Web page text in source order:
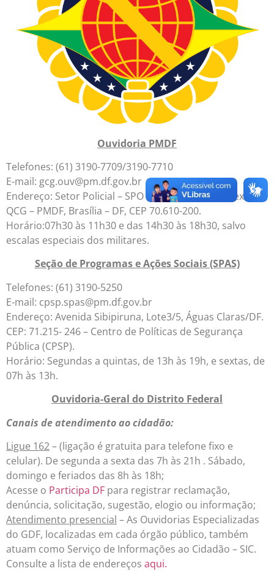
Ouvidoria PMDF
Telefones: (61) 3190-7709/3190-7710
E-mail: gcg.ouv@pm.df.gov.br
Endereço: Setor Policial – SPO AE Conjunto 04, Anexo do
QCG – PMDF, Brasília – DF, CEP 70.610-200.
Horário:07h30 às 11h30 e das 14h30 às 18h30, salvo
escalas especiais dos militares.
Seção de Programas e Ações Sociais (SPAS)
Telefones: (61) 3190-5250
E-mail: cpsp.spas@pm.df.gov.br
Endereço: Avenida Sibipiruna, Lote3/5, Águas Claras/DF.
CEP: 71.215- 246 – Centro de Políticas de Segurança
Pública (CPSP).
Horário: Segundas a quintas, de 13h às 19h, e sextas, de
07h às 13h.
Ouvidoria-Geral do Distrito Federal
Canais de atendimento ao cidadão:
Ligue 162– (ligação é gratuita para telefone fixo e
celular). De segunda a sexta das 7h às 21h . Sábado,
domingo e feriados das 8h às 18h;
Acesse o Participa DF para registrar reclamação,
denúncia, solicitação, sugestão, elogio ou informação;
Atendimento presencial – As Ouvidorias Especializadas
do GDF, localizadas em cada órgão público, também
atuam como Serviço de Informações ao Cidadão – SIC.
Consulte a lista de endereços aqui.